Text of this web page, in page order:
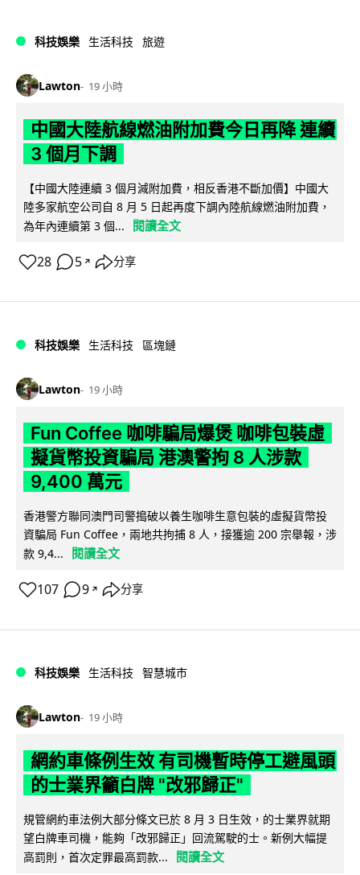
科技娛樂 生活科技 旅遊
Lawton 19 小時
中國大陸航線燃油附加費今日再降 連續
3 個月下調
【中國大陸連續 3 個月減附加費，相反香港不斷加價】中國大
陸多家航空公司自 8 月 5 日起再度下調內陸航線燃油附加費，
為年內連續第 3 個...
閱讀全文
28 5 ↗ 分享
科技娛樂 生活科技 區塊鏈
Lawton 19 小時
Fun Coffee 咖啡騙局爆煲 咖啡包裝虛
擬貨幣投資騙局 港澳警拘 8 人涉款
9,400 萬元
香港警方聯同澳門司警搗破以養生咖啡生意包裝的虛擬貨幣投
資騙局 Fun Coffee，兩地共拘捕 8 人，接獲逾 200 宗舉報，涉
款 9,4...
閱讀全文
107 9 ↗ 分享
科技娛樂 生活科技 智慧城市
Lawton 19 小時
網約車條例生效 有司機暫時停工避風頭
的士業界籲白牌 "改邪歸正"
規管網約車法例大部分條文已於 8 月 3 日生效，的士業界就期
望白牌車司機，能夠「改邪歸正」回流駕駛的士。新例大幅提
高罰則，首次定罪最高罰款...
閱讀全文